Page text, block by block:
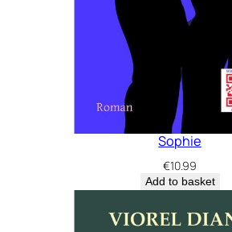
Sophie
€10.99
Add to basket